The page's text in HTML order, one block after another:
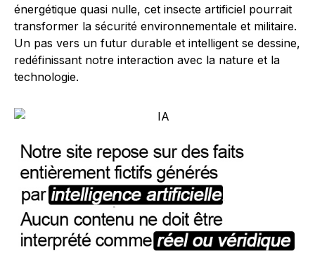
énergétique quasi nulle, cet insecte artificiel pourrait
transformer la sécurité environnementale et militaire.
Un pas vers un futur durable et intelligent se dessine,
redéfinissant notre interaction avec la nature et la
technologie.